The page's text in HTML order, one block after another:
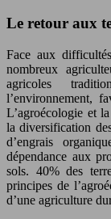
Le retour aux
Face aux
nombreux
agricoles
l’environnement,
L’agroécologie et
la diversification
d’engrais
dépendance aux
sols. 40% des
principes de
d’une agriculture